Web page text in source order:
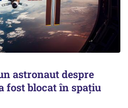
astronaut despre
fost blocat în spațiu